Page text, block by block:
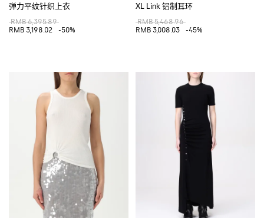
弹力平纹针织上衣
RMB 6,395.89
RMB 3,198.02
-50%
XL Link 铝制耳环
RMB 5,468.96
RMB 3,008.03
-45%